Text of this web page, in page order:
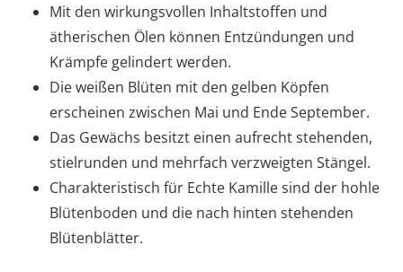
Mit den wirkungsvollen Inhaltstoffen und
ätherischen Ölen können Entzündungen und
Krämpfe gelindert werden.
Die weißen Blüten mit den gelben Köpfen
erscheinen zwischen Mai und Ende September.
Das Gewächs besitzt einen aufrecht stehenden,
stielrunden und mehrfach verzweigten Stängel.
Charakteristisch für Echte Kamille sind der hohle
Blütenboden und die nach hinten stehenden
Blütenblätter.